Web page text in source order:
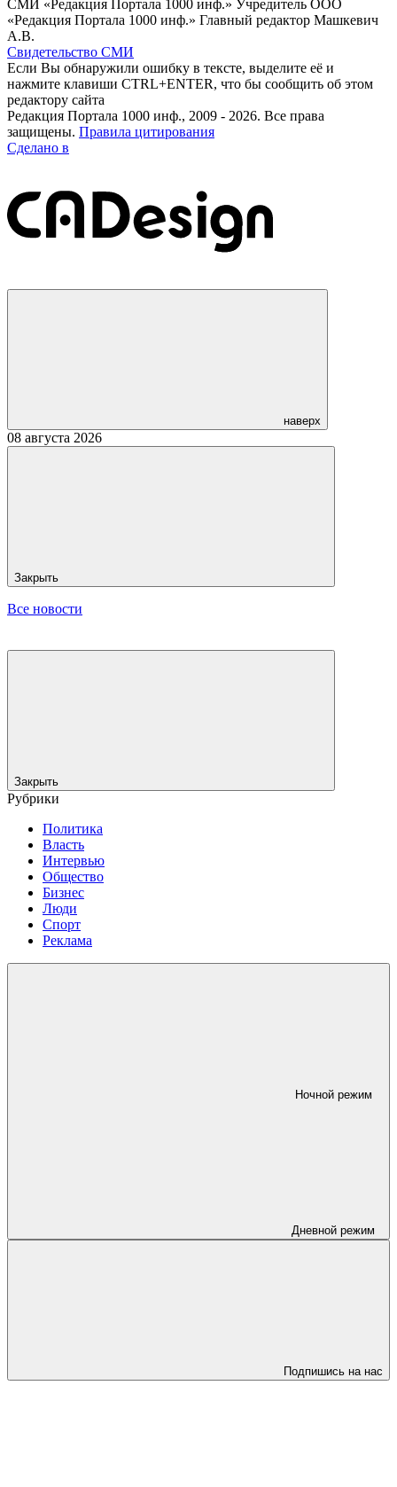
СМИ «Редакция Портала 1000 инф.» Учредитель ООО
«Редакция Портала 1000 инф.» Главный редактор Машкевич
А.В.
Свидетельство СМИ
Если Вы обнаружили ошибку в тексте, выделите её и
нажмите клавиши CTRL+ENTER, что бы сообщить об этом
редактору сайта
Редакция Портала 1000 инф., 2009 - 2026. Все права
защищены. Правила цитирования
Сделано в
наверх
08 августа 2026
Закрыть
Все новости
Закрыть
Рубрики
Политика
Власть
Интервью
Общество
Бизнес
Люди
Спорт
Реклама
Ночной режим
Дневной режим
Подпишись на нас